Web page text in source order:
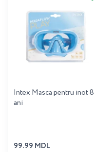
Intex Masca pentru inot 8
ani
99.99 MDL